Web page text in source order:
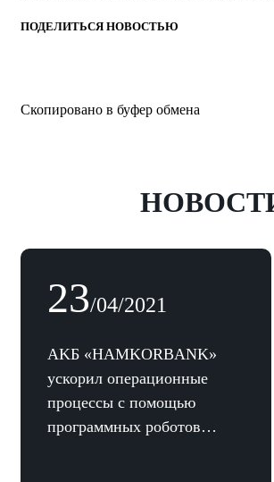
ПОДЕЛИТЬСЯ НОВОСТЬЮ
Скопировано в буфер обмена
23/04/2021
AKБ «HAMKORBANK»
ускорил операционные
процессы с помощью
программных роботов